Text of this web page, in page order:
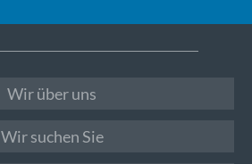
Wir über uns
Wir suchen Sie